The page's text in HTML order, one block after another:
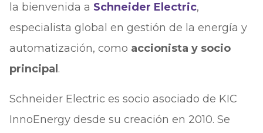
la bienvenida a Schneider Electric,
especialista global en gestión de la energía y
automatización, como accionista y socio
principal .
Schneider Electric es socio asociado de KIC
InnoEnergy desde su creación en 2010. Se